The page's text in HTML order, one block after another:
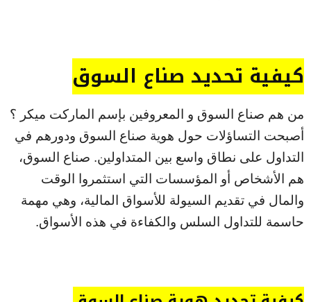
كيفية تحديد صناع السوق
من هم صناع السوق و المعروفين بإسم الماركت ميكر ؟
أصبحت التساؤلات حول هوية صناع السوق ودورهم في
التداول على نطاق واسع بين المتداولين. صناع السوق،
هم الأشخاص أو المؤسسات التي استثمروا الوقت
والمال في تقديم السيولة للأسواق المالية، وهي مهمة
حاسمة للتداول السلس والكفاءة في هذه الأسواق.